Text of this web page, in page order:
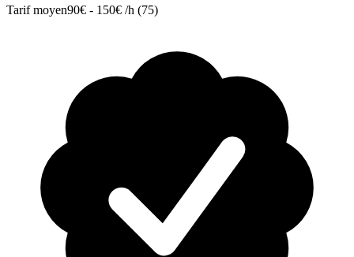
Tarif moyen90€ - 150€ /h (75)